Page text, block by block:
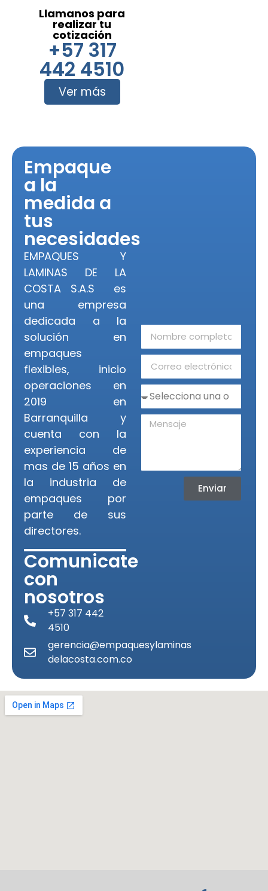
Llamanos para
realizar tu
cotización
+57 317
442 4510
Ver más
Empaque
a la
medida a
tus
necesidades
EMPAQUES Y
LAMINAS DE LA
COSTA S.A.S es
una empresa
dedicada a la
solución en
empaques
flexibles, inicio
operaciones en
2019 en
Barranquilla y
cuenta con la
experiencia de
mas de 15 años en
la industria de
empaques por
parte de sus
directores.
Comunicate
con
nosotros
+57 317 442
4510
gerencia@empaquesylaminas
delacosta.com.co
Enviar